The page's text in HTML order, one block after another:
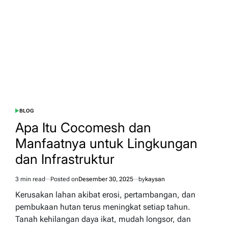
POSTED
BLOG
Apa Itu Cocomesh dan
Manfaatnya untuk Lingkungan
dan Infrastruktur
Estimated
read
3 min read Posted onDesember 30, 2025 bykaysan
Kerusakan lahan akibat erosi, pertambangan, dan
pembukaan hutan terus meningkat setiap tahun.
Tanah kehilangan daya ikat, mudah longsor, dan